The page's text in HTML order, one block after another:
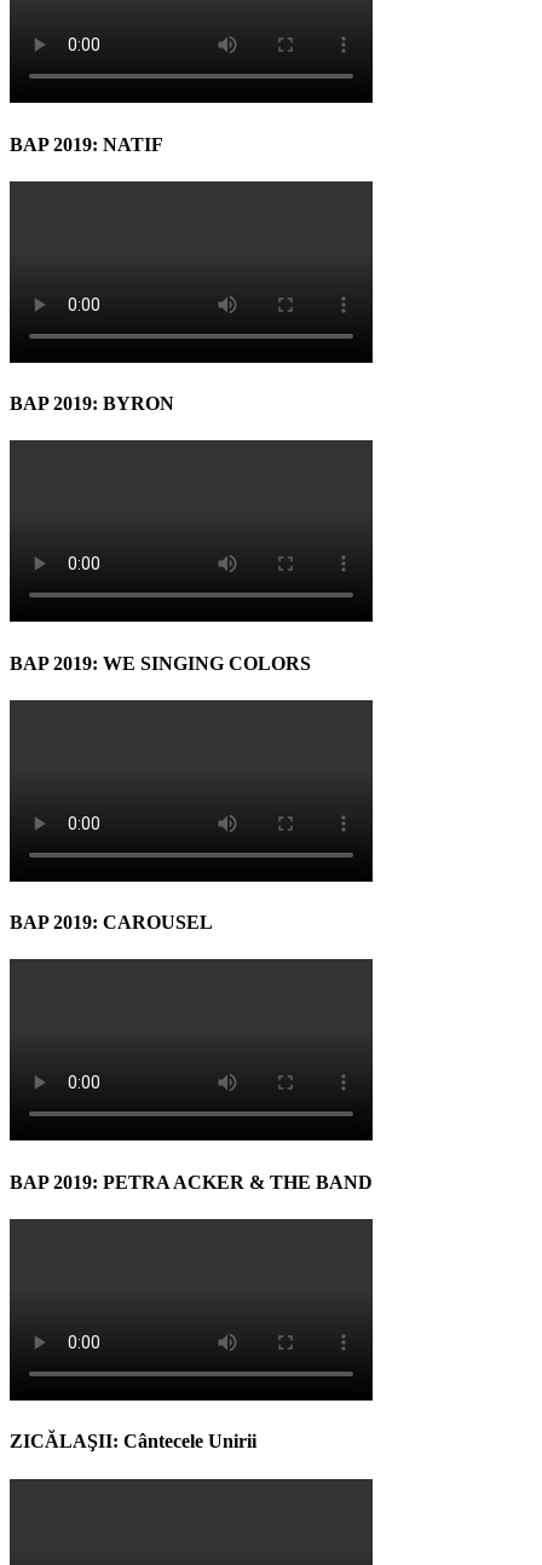
BAP 2019: NATIF
BAP 2019: BYRON
BAP 2019: WE SINGING COLORS
BAP 2019: CAROUSEL
BAP 2019: PETRA ACKER & THE BAND
ZICĂLAŞII: Cântecele Unirii